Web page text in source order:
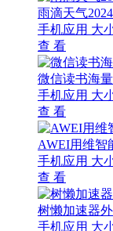
雨滴天气
手机应用 大
查 看
微信读书海
手机应用 大
查 看
AWEI用维智
手机应用 大
查 看
树懒加速器
手机应用 大